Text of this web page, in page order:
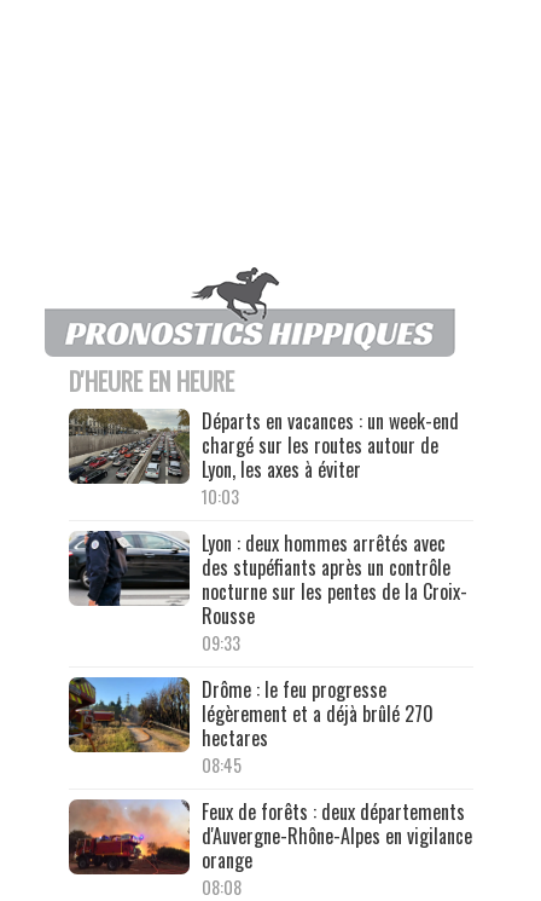
D'HEURE EN HEURE
Départs en vacances : un week-end
chargé sur les routes autour de
Lyon, les axes à éviter
10:03
Lyon : deux hommes arrêtés avec
des stupéfiants après un contrôle
nocturne sur les pentes de la Croix-
Rousse
09:33
Drôme : le feu progresse
légèrement et a déjà brûlé 270
hectares
08:45
Feux de forêts : deux départements
d'Auvergne-Rhône-Alpes en vigilance
orange
08:08